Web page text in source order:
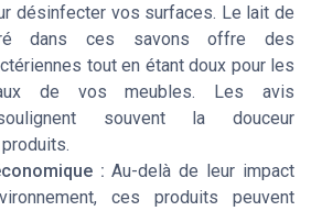
désinfecter vos surfaces. Le lait de
dans ces savons offre des
tout en étant doux pour les
de vos meubles. Les avis
souvent la douceur
: Au-delà de leur impact
ces produits peuvent